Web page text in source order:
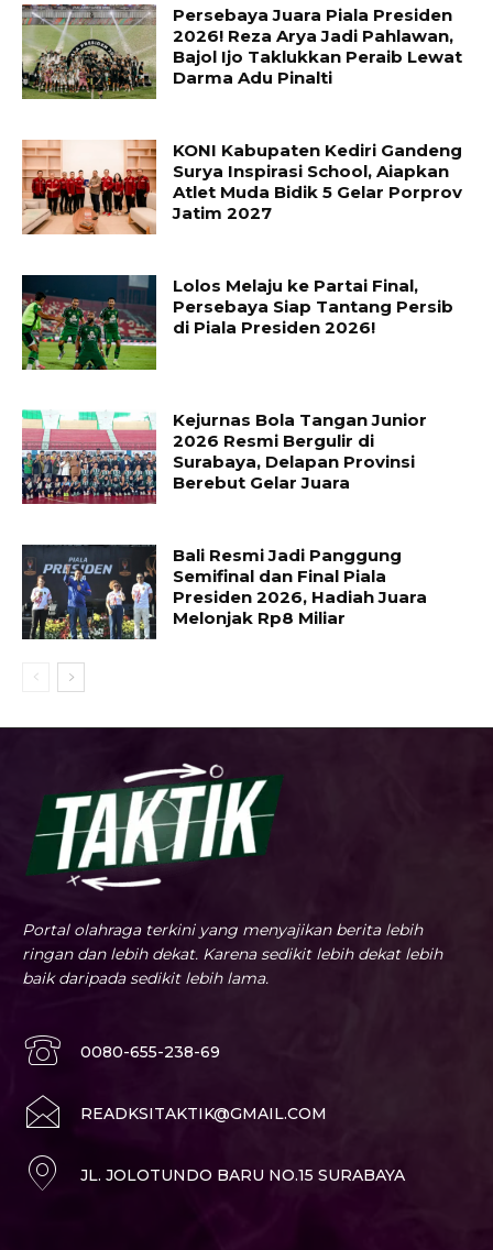
Persebaya Juara Piala Presiden
2026! Reza Arya Jadi Pahlawan,
Bajol Ijo Taklukkan Peraib Lewat
Darma Adu Pinalti
KONI Kabupaten Kediri Gandeng
Surya Inspirasi School, Aiapkan
Atlet Muda Bidik 5 Gelar Porprov
Jatim 2027
Lolos Melaju ke Partai Final,
Persebaya Siap Tantang Persib
di Piala Presiden 2026!
Kejurnas Bola Tangan Junior
2026 Resmi Bergulir di
Surabaya, Delapan Provinsi
Berebut Gelar Juara
Bali Resmi Jadi Panggung
Semifinal dan Final Piala
Presiden 2026, Hadiah Juara
Melonjak Rp8 Miliar
Portal olahraga terkini yang menyajikan berita lebih
ringan dan lebih dekat. Karena sedikit lebih dekat lebih
baik daripada sedikit lebih lama.
0080-655-238-69
READKSITAKTIK@GMAIL.COM
JL. JOLOTUNDO BARU NO.15 SURABAYA